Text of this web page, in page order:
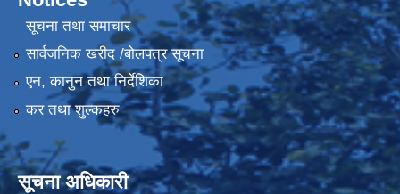
सूचना तथा समाचार
सार्वजनिक खरीद /बोलपत्र सूचना
एन, कानुन तथा निर्देशिका
कर तथा शुल्कहरु
सूचना अधिकारी